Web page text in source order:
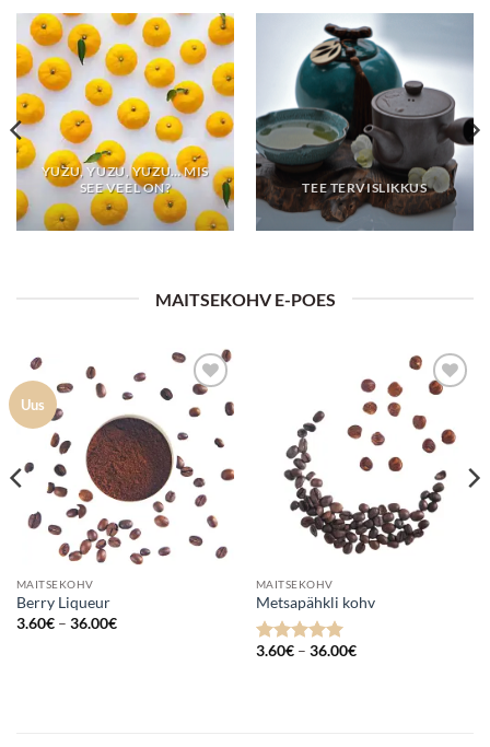
YUZU, YUZU, YUZU… MIS
SEE VEEL ON?
TEE TERVISLIKKUS
MAITSEKOHV E-POES
Uus
lemmikuks
MAITSEKOHV
Berry Liqueur
3.60€ – 36.00€Hinnavahemik:
lemmikuks
MAITSEKOHV
Metsapähkli kohv
Hinnanguga
3.60€ – 36.00€Hinnavahemik: